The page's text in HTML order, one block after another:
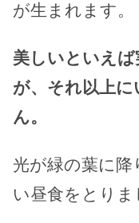
が生まれます。
美しいといえ
が、それ以上
ん。
光が緑の葉に
い昼食をとりま